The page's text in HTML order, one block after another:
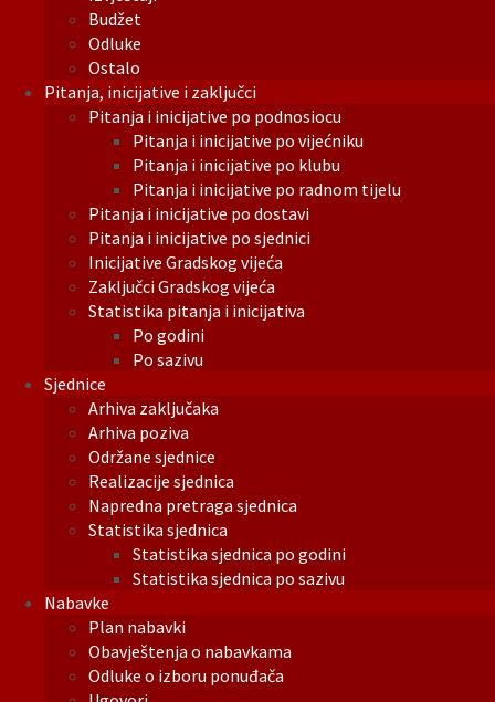
Budžet
Odluke
Ostalo
Pitanja, inicijative i zaključci
Pitanja i inicijative po podnosiocu
Pitanja i inicijative po vijećniku
Pitanja i inicijative po klubu
Pitanja i inicijative po radnom tijelu
Pitanja i inicijative po dostavi
Pitanja i inicijative po sjednici
Inicijative Gradskog vijeća
Zaključci Gradskog vijeća
Statistika pitanja i inicijativa
Po godini
Po sazivu
Sjednice
Arhiva zaključaka
Arhiva poziva
Održane sjednice
Realizacije sjednica
Napredna pretraga sjednica
Statistika sjednica
Statistika sjednica po godini
Statistika sjednica po sazivu
Nabavke
Plan nabavki
Obavještenja o nabavkama
Odluke o izboru ponuđača